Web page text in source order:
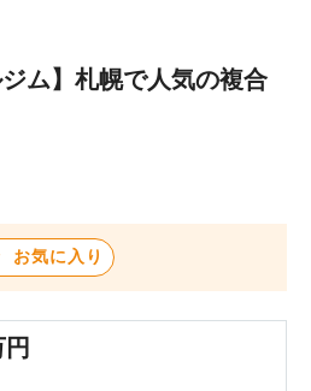
ジム】札幌で人気の複合
お気に入り